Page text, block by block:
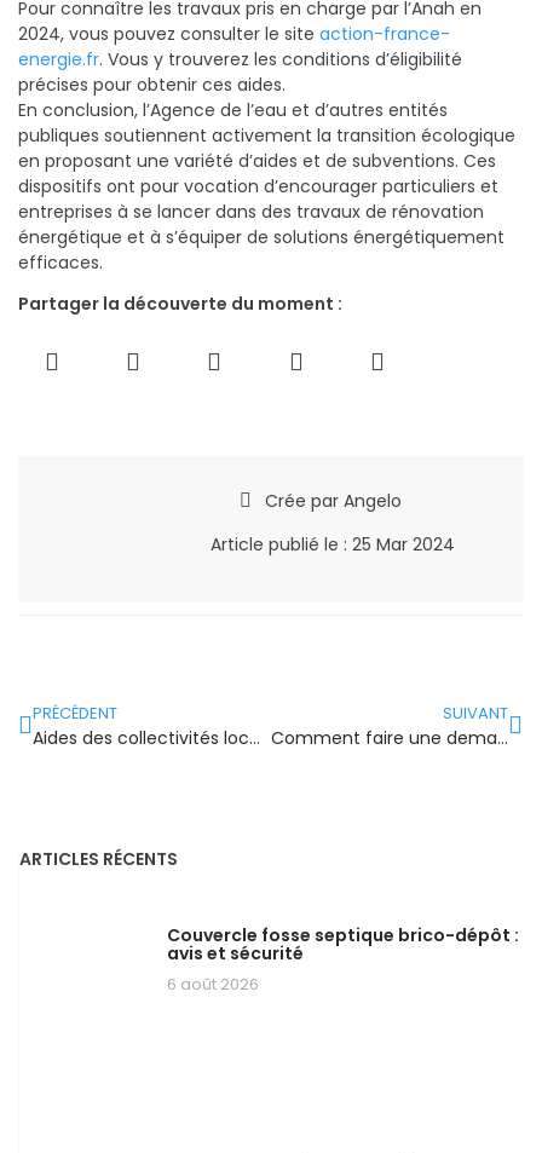
Pour connaître les travaux pris en charge par l’Anah en
2024, vous pouvez consulter le site action-france-
energie.fr. Vous y trouverez les conditions d’éligibilité
précises pour obtenir ces aides.
En conclusion, l’Agence de l’eau et d’autres entités
publiques soutiennent activement la transition écologique
en proposant une variété d’aides et de subventions. Ces
dispositifs ont pour vocation d’encourager particuliers et
entreprises à se lancer dans des travaux de rénovation
énergétique et à s’équiper de solutions énergétiquement
efficaces.
Partager la découverte du moment :
Crée parAngelo
Article publié le : 25 Mar 2024
PRÉCÉDENT
Aides des collectivités locales
SUIVANT
Comment faire une demande d’aide auprès de ma collectivité locale pour mes travaux de rénovation ?
ARTICLES RÉCENTS
Couvercle fosse septique brico-dépôt :
avis et sécurité
6 août 2026